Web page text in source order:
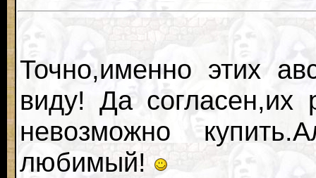
Точно,именно этих
виду! Да согласен,их
невозможно
любимый!